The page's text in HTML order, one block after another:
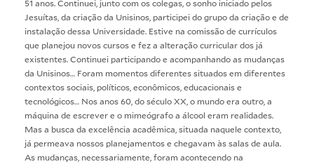
51 anos. Continuei, junto com os colegas, o sonho iniciado pelos
Jesuítas, da criação da Unisinos, participei do grupo da criação e de
instalação dessa Universidade. Estive na comissão de currículos
que planejou novos cursos e fez a alteração curricular dos já
existentes. Continuei participando e acompanhando as mudanças
da Unisinos… Foram momentos diferentes situados em diferentes
contextos sociais, políticos, econômicos, educacionais e
tecnológicos… Nos anos 60, do século XX, o mundo era outro, a
máquina de escrever e o mimeógrafo a álcool eram realidades.
Mas a busca da excelência acadêmica, situada naquele contexto,
já permeava nossos planejamentos e chegavam às salas de aula.
As mudanças, necessariamente, foram acontecendo na